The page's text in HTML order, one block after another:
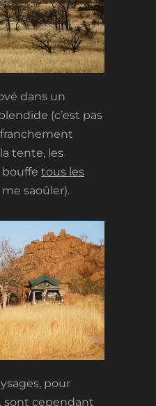
dans un
(c’est pas
tente, les
bouffe tous les
saoûler).
pour
sont cependant